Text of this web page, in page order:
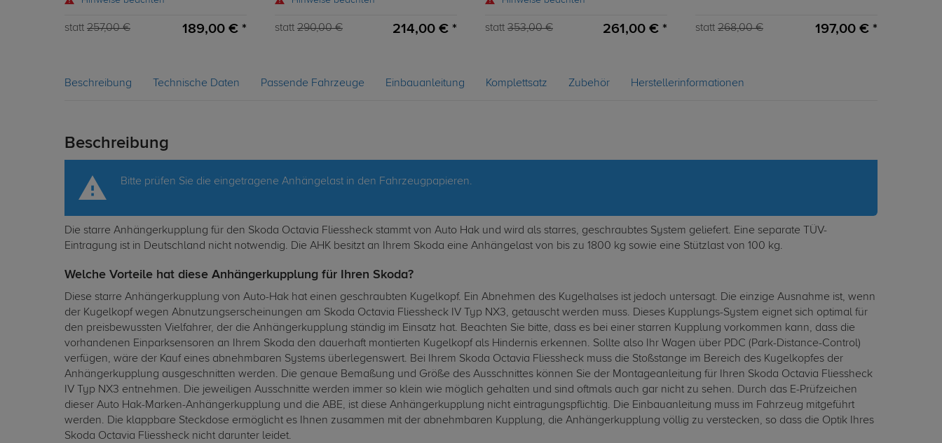
statt 257,00 € 189,00 € * statt 290,00 € 214,00 € * statt 353,00 € 261,00 € * statt 268,00 € 197,00 € *
Beschreibung Technische Daten Passende Fahrzeuge Einbauanleitung Komplettsatz Zubehör Herstellerinformationen
Beschreibung
Bitte prüfen Sie die eingetragene Anhängelast in den Fahrzeugpapieren.
Die starre Anhängerkupplung für den Skoda Octavia Fliessheck stammt von Auto Hak und wird als starres, geschraubtes System geliefert. Eine separate TÜV-
Eintragung ist in Deutschland nicht notwendig. Die AHK besitzt an Ihrem Skoda eine Anhängelast von bis zu 1800 kg sowie eine Stützlast von 100 kg.
Welche Vorteile hat diese Anhängerkupplung für Ihren Skoda?
Diese starre Anhängerkupplung von Auto-Hak hat einen geschraubten Kugelkopf. Ein Abnehmen des Kugelhalses ist jedoch untersagt. Die einzige Ausnahme ist, wenn
der Kugelkopf wegen Abnutzungserscheinungen am Skoda Octavia Fliessheck IV Typ NX3, getauscht werden muss. Dieses Kupplungs-System eignet sich optimal für
den preisbewussten Vielfahrer, der die Anhängerkupplung ständig im Einsatz hat. Beachten Sie bitte, dass es bei einer starren Kupplung vorkommen kann, dass die
vorhandenen Einparksensoren an Ihrem Skoda den dauerhaft montierten Kugelkopf als Hindernis erkennen. Sollte also Ihr Wagen über PDC (Park-Distance-Control)
verfügen, wäre der Kauf eines abnehmbaren Systems überlegenswert. Bei Ihrem Skoda Octavia Fliessheck muss die Stoßstange im Bereich des Kugelkopfes der
Anhängerkupplung ausgeschnitten werden. Die genaue Bemaßung und Größe des Ausschnittes können Sie der Montageanleitung für Ihren Skoda Octavia Fliessheck
IV Typ NX3 entnehmen. Die jeweiligen Ausschnitte werden immer so klein wie möglich gehalten und sind oftmals auch gar nicht zu sehen. Durch das E-Prüfzeichen
dieser Auto Hak-Marken-Anhängerkupplung und die ABE, ist diese Anhängerkupplung nicht eintragungspflichtig. Die Einbauanleitung muss im Fahrzeug mitgeführt
werden. Die klappbare Steckdose ermöglicht es Ihnen zusammen mit der abnehmbaren Kupplung, die Anhängerkupplung völlig zu verstecken, so dass die Optik Ihres
Skoda Octavia Fliessheck nicht darunter leidet.